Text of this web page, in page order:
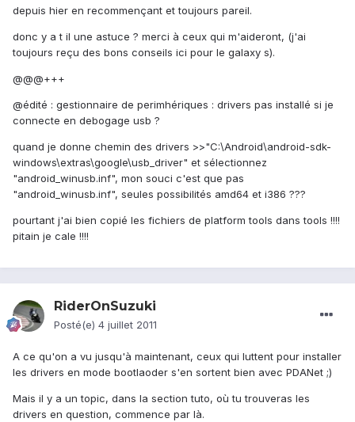
depuis hier en recommençant et toujours pareil.
donc y a t il une astuce ? merci à ceux qui m'aideront, (j'ai
toujours reçu des bons conseils ici pour le galaxy s).
@@@+++
@édité : gestionnaire de perimhériques : drivers pas installé si je
connecte en debogage usb ?
quand je donne chemin des drivers >>"C:\Android\android-sdk-
windows\extras\google\usb_driver" et sélectionnez
"android_winusb.inf", mon souci c'est que pas
"android_winusb.inf", seules possibilités amd64 et i386 ???
pourtant j'ai bien copié les fichiers de platform tools dans tools !!!!
pitain je cale !!!!
RiderOnSuzuki
Posté(e) 4 juillet 2011
A ce qu'on a vu jusqu'à maintenant, ceux qui luttent pour installer
les drivers en mode bootlaoder s'en sortent bien avec PDANet ;)
Mais il y a un topic, dans la section tuto, où tu trouveras les
drivers en question, commence par là.